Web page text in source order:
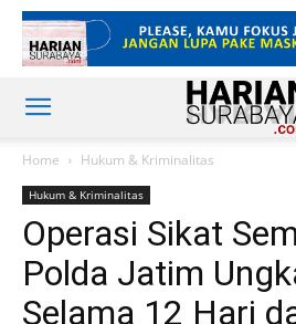
Home Hukum & Kriminalitas
Hukum & Kriminalitas
Operasi Sikat
Polda Jatim
Selama 12 Hari